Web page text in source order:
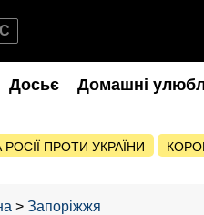
Досьє Домашні
РОСІЇ ПРОТИ УКРАЇНИ
Запоріжжя